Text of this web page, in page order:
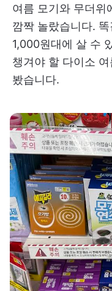
여름 모기와 무더위
깜짝 놀랐습니다.
1,000원대에 살 수
챙겨야 할 다이소
봤습니다.